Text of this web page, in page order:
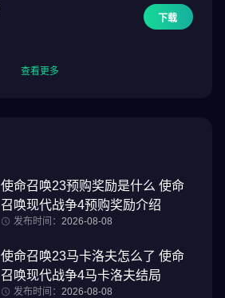
下载
查看更多
使命召唤23预购奖励是什么 使命
召唤现代战争4预购奖励介绍
发布时间： 2026-08-08
使命召唤23马卡洛夫怎么了 使命
召唤现代战争4马卡洛夫结局
发布时间： 2026-08-08